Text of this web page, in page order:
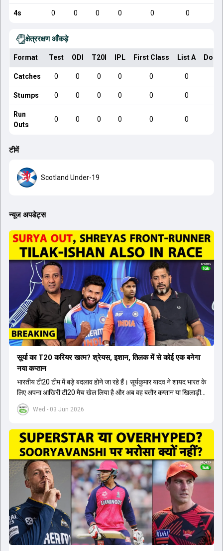
4s 0 0 0 0 0 0
क्षेत्ररक्षण आँकड़े
Format Test ODI T20I IPL First Class List A
Catches 0 0 0 0 0 0
Stumps 0 0 0 0 0 0
Run
Outs
0 0 0 0 0 0
टीमें
Scotland Under-19
न्यूज अपडेट्स
Wed - 03 Jun 2026
सूर्या का T20 करियर खत्म? श्रेयस, इशान, तिलक में से कोई एक बनेगा
नया कप्तान
भारतीय टी20 टीम में बड़े बदलाव होने जा रहे हैं। सूर्यकुमार यादव ने शायद भारत के
लिए अपना आखिरी टी20 मैच खेल लिया है और अब वह बतौर कप्तान या खिलाड़ी
टीम का हिस्सा नहीं होंगे। आयरलैंड और इंग्लैंड के खिलाफ आगामी टी20 सीरीज के
लिए नए कप्तान की तलाश जारी है। इस रेस में श्रेयस अय्यर सबसे आगे चल रहे
पटेल इस रेस में काफी पीछे हैं, जबकि संजू सैमसन और रजत पाटीदार कप्तानी की
दौड़ से बाहर हैं। आगामी सीरीज के लिए वैभव सूर्यवंशी को तीसरे ओपनर के तौर पर
टीम में शामिल किया जाएगा, जबकि अभिषेक शर्मा और संजू सैमसन पहली पसंद
होंगे। इसके अलावा नीतीश रेड्डी को बतौर ऑलराउंडर ज्यादा मौके मिलेंगे। अजीत
अगरकर की अगुवाई वाली चयन समिति और कोच गौतम गंभीर आगामी टी20 वर्ल्ड
कप और 2028 ओलंपिक के लिए लंबी अवधि का विजन लेकर चल रहे हैं।